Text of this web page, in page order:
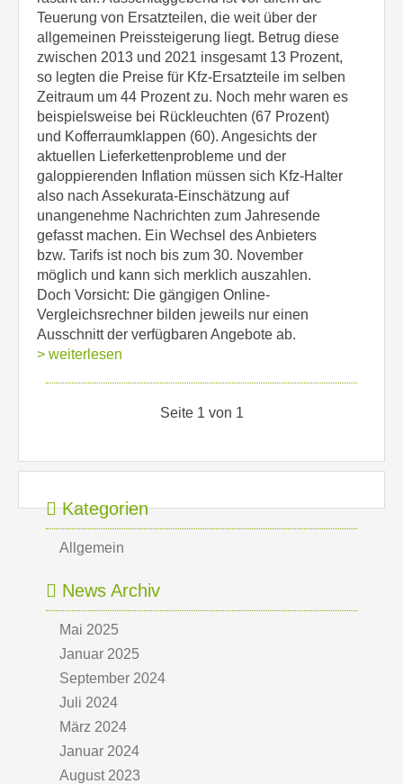
Teuerung von Ersatzteilen, die weit über der
allgemeinen Preissteigerung liegt. Betrug diese
zwischen 2013 und 2021 insgesamt 13 Prozent,
so legten die Preise für Kfz-Ersatzteile im selben
Zeitraum um 44 Prozent zu. Noch mehr waren es
beispielsweise bei Rückleuchten (67 Prozent)
und Kofferraumklappen (60). Angesichts der
aktuellen Lieferkettenprobleme und der
galoppierenden Inflation müssen sich Kfz-Halter
also nach Assekurata-Einschätzung auf
unangenehme Nachrichten zum Jahresende
gefasst machen. Ein Wechsel des Anbieters
bzw. Tarifs ist noch bis zum 30. November
möglich und kann sich merklich auszahlen.
Doch Vorsicht: Die gängigen Online-
Vergleichsrechner bilden jeweils nur einen
Ausschnitt der verfügbaren Angebote ab.
> weiterlesen
Seite 1 von 1
Kategorien
Allgemein
News Archiv
Mai 2025
Januar 2025
September 2024
Juli 2024
März 2024
Januar 2024
August 2023